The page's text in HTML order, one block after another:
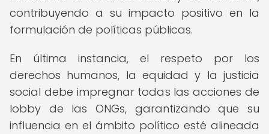
contribuyendo a su impacto positivo en la
formulación de políticas públicas.
En última instancia, el respeto por los
derechos humanos, la equidad y la justicia
social debe impregnar todas las acciones de
lobby de las ONGs, garantizando que su
influencia en el ámbito político esté alineada